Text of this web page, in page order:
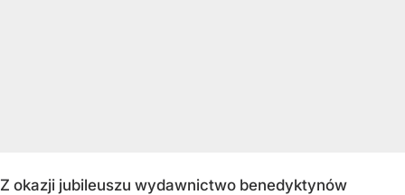
Z okazji jubileuszu wydawnictwo benedyktynów